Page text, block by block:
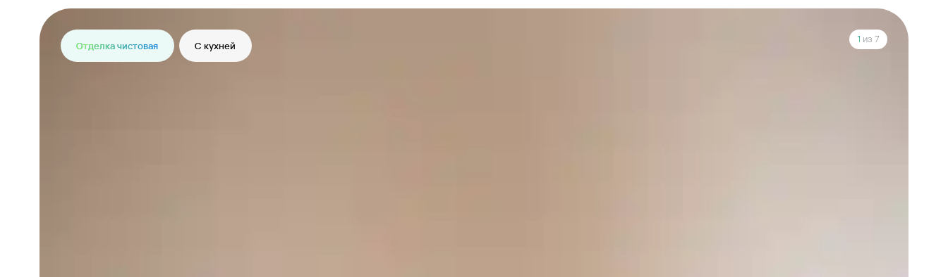
Отделка чистовая С кухней
1 из 7